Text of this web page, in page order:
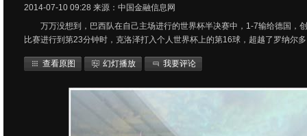
2014-07-10 09:28 来源：中国金融信息网
万万没想到，巴西队在自己主场进行的世界杯半决赛中，1-7输给德国
比赛进行到第23分钟时，克洛泽打入个人世界杯上的第16球，超越了罗纳尔
查看原图 幻灯播放 我要评论